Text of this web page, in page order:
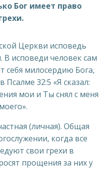
Бог имеет право
Церкви исповедь
В исповеди человек сам
себя милосердию Бога,
32:5 «Я сказал:
мои и Ты снял с меня
(личная). Общая
когда все
свои грехи в
прощения за них у